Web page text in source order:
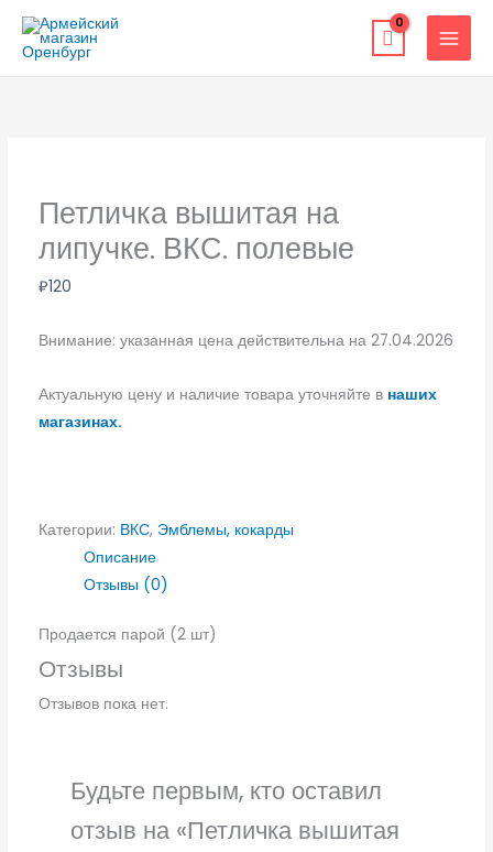
Перейти
содержимому
Петличка вышитая на
липучке. ВКС. полевые
₽120
Внимание: указанная цена действительна на 27.04.2026
Актуальную цену и наличие товара уточняйте в наших
магазинах.
Категории: ВКС, Эмблемы, кокарды
Описание
Отзывы (0)
Продается парой (2 шт)
Отзывы
Отзывов пока нет.
Будьте первым, кто оставил
отзыв на «Петличка вышитая